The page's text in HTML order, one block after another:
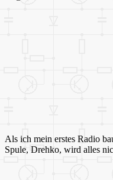
Als ich mein erstes Radio
Spule, Drehko, wird alles